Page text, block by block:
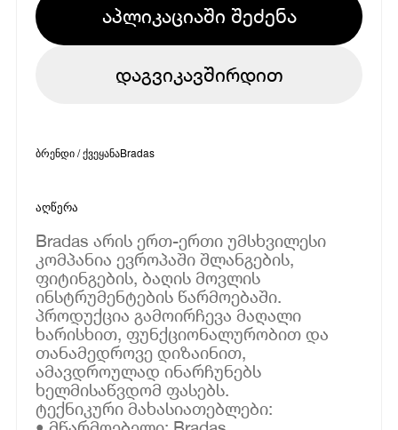
აპლიკაციაში შეძენა
დაგვიკავშირდით
ბრენდი / ქვეყანაBradas
აღწერა
Bradas არის ერთ-ერთი უმსხვილესი
კომპანია ევროპაში შლანგების,
ფიტინგების, ბაღის მოვლის
ინსტრუმენტების წარმოებაში.
პროდუქცია გამოირჩევა მაღალი
ხარისხით, ფუნქციონალურობით და
თანამედროვე დიზაინით,
ამავდროულად ინარჩუნებს
ხელმისაწვდომ ფასებს.
ტექნიკური მახასიათებლები: